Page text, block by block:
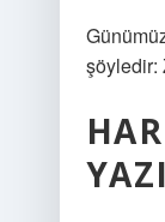
şöyledir: